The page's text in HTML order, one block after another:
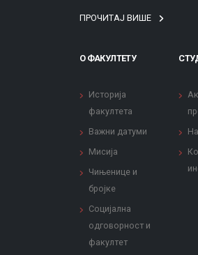
ПРОЧИТАЈ ВИШЕ
О ФАКУЛТЕТУ
Историја
факултета
Важни датуми
Мисија
Чињенице и
бројке
Социјална
одговорност и
факултет